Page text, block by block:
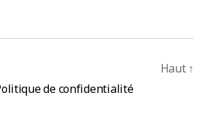
de confidentialité
Haut ↑